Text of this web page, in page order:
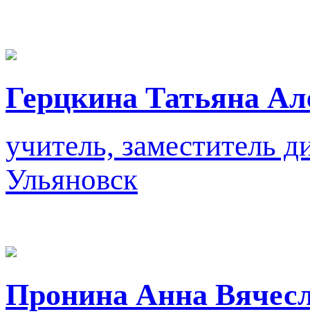
Герцкина Татьяна
учитель, заместитель
Ульяновск
Пронина Анна